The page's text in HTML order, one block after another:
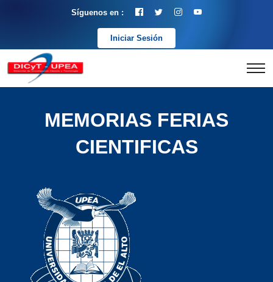
Síguenos en :
Iniciar Sesión
MEMORIAS FERIAS
CIENTIFICAS